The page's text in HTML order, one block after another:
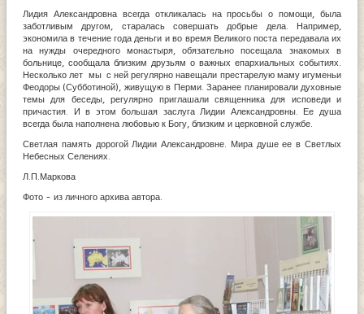
Лидия Александровна всегда откликалась на просьбы о помощи, была
заботливым другом, старалась совершать добрые дела. Например,
экономила в течение года деньги и во время Великого поста передавала их
на нужды очередного монастыря, обязательно посещала знакомых в
больнице, сообщала близким друзьям о важных епархиальных событиях.
Несколько лет мы с ней регулярно навещали престарелую маму игуменьи
Феодоры (Субботиной), живущую в Перми. Заранее планировали духовные
темы для беседы, регулярно приглашали священника для исповеди и
причастия. И в этом большая заслуга Лидии Александровны. Ее душа
всегда была наполнена любовью к Богу, близким и церковной службе.
Светлая память дорогой Лидии Александровне. Мира душе ее в Светлых
Небесных Селениях.
Л.П.Маркова
Фото - из личного архива автора.